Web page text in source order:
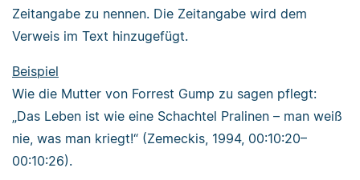
Zeitangabe zu nennen. Die Zeitangabe wird dem
Verweis im Text hinzugefügt.
Beispiel
Wie die Mutter von Forrest Gump zu sagen pflegt:
„Das Leben ist wie eine Schachtel Pralinen – man weiß
nie, was man kriegt!“ (Zemeckis, 1994, 00:10:20–
00:10:26).